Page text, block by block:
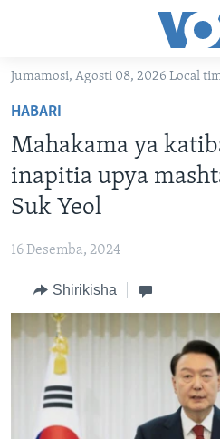
Nenda
kuu
Nenda
katika
urambazaji
Nenda
tafuta
JAMHURI YA KIDEMOKRASIA
UGANDA
BURUNDI
AFRIKA
MAREKANI
DUNIA
VIDEO
MAISHA NA AFYA
MATANGAZO YETU
ALFAJIRI 0300 UTC
JIONI 1630 UTC
KWA UNDANI 1800 UTC
JARIDA LA WIKIENDI
Lugha
Jumamosi, Agosti 08, 2026 Local
HABARI
Mahakama ya
inapitia upya
Suk Yeol
16 Desemba, 2024
Shirikisha